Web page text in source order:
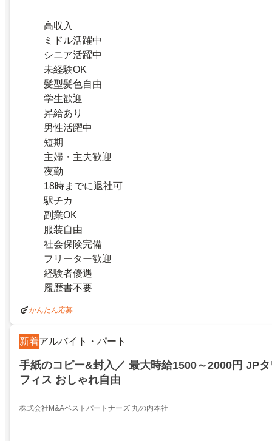
高収入
ミドル活躍中
シニア活躍中
未経験OK
髪型髪色自由
学生歓迎
昇給あり
男性活躍中
短期
主婦・主夫歓迎
夜勤
18時までに退社可
駅チカ
副業OK
服装自由
社会保険完備
フリーター歓迎
経験者優遇
履歴書不要
かんたん応募
新着アルバイト・パート
手紙のコピー&封入／ 最大時給1500～2000円 JP
フィス おしゃれ自由
株式会社M&Aベストパートナーズ 丸の内本社